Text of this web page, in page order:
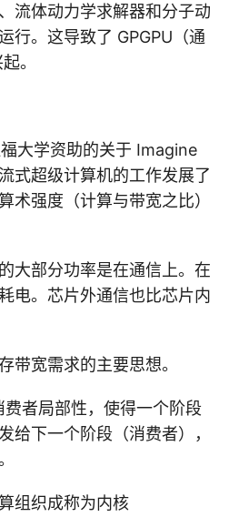
流体动力学求解器和分子动
行。这导致了 GPGPU（通
。
大学资助的关于 Imagine
式超级计算机的工作发展了
术强度（计算与带宽之比）
大部分功率是在通信上。在
电。芯片外通信也比芯片内
带宽需求的主要思想。
者局部性，使得一个阶段
给下一个阶段（消费者），
组织成称为内核